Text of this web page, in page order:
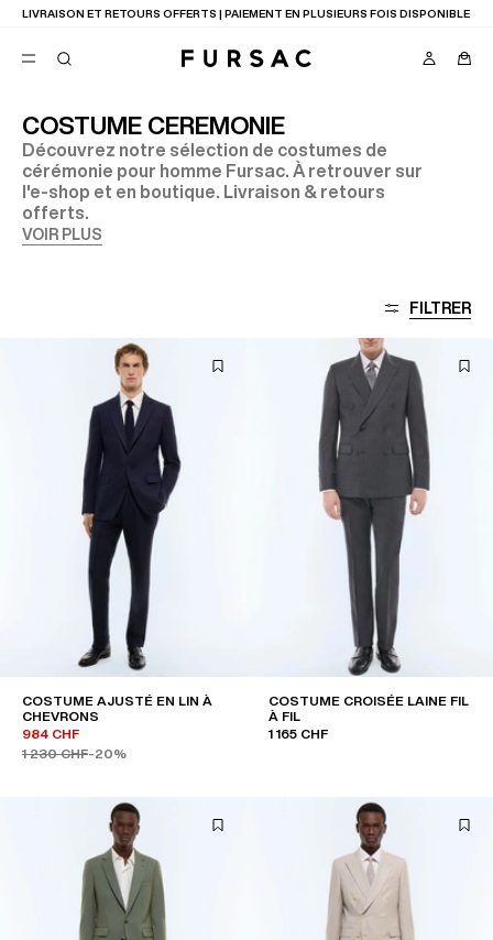
LIVRAISON ET RETOURS OFFERTS | PAIEMENT EN PLUSIEURS FOIS DISPONIBLE
COSTUME CEREMONIE
Découvrez notre sélection de costumes de
cérémonie pour homme Fursac. À retrouver sur
l'e-shop et en boutique. Livraison & retours
offerts.
VOIR PLUS
FILTRER
COSTUME AJUSTÉ EN LIN À
CHEVRONS
984 CHF
1 230 CHF-20%
COSTUME CROISÉE LAINE FIL
À FIL
1 165 CHF
FAVORIS
COSTUMES
PANTALONS
BLOUSONS
SUGGESTIONS